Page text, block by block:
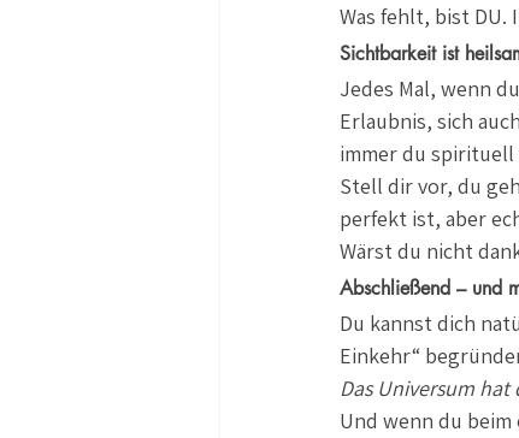
Was fehlt, bist DU.
Sichtbarkeit ist
Jedes Mal, wenn
Erlaubnis, sich
immer du spirituell
Stell dir vor, du
perfekt ist, aber
Wärst du nicht
Abschließend – und
Du kannst dich
Einkehr“
Das Universum
Und wenn du